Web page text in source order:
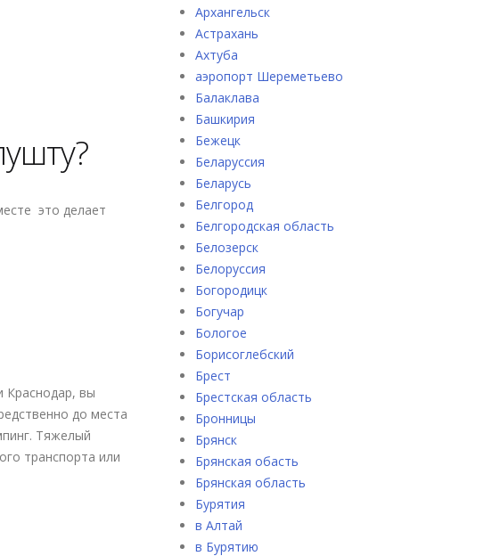
это делает
Краснодар, вы
до места
Тяжелый
транспорта или
Архангельск
Астрахань
Ахтуба
аэропорт Шереметьево
Балаклава
Башкирия
Бежецк
Беларуссия
Беларусь
Белгород
Белгородская область
Белозерск
Белоруссия
Богородицк
Богучар
Бологое
Борисоглебский
Брест
Брестская область
Бронницы
Брянск
Брянская обасть
Брянская область
Бурятия
в Алтай
в Бурятию